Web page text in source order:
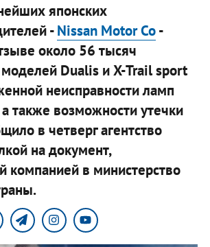
японских
-Nissan Motor Co-
около 56 тысяч
Dualis и X-Trail sport
неисправности ламп
а также возможности утечки
в четверг агентство
на документ,
компанией в министерство